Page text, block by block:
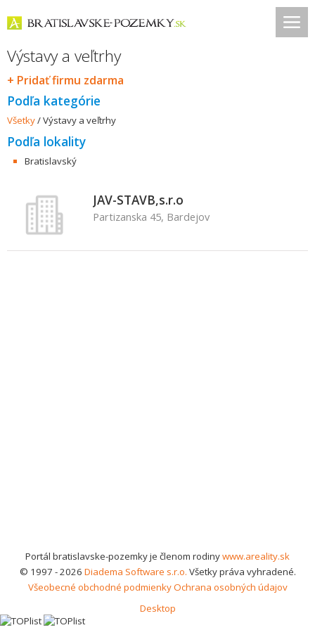
Výstavy a veľtrhy
+ Pridať firmu zdarma
Podľa kategórie
Všetky/Výstavy a veľtrhy
Podľa lokality
Bratislavský
JAV-STAVB,s.r.o
Partizanska 45, Bardejov
Portál bratislavske-pozemky je členom rodinywww.areality.sk
© 1997 - 2026 Diadema Software s.r.o. Všetky práva vyhradené.
Všeobecné obchodné podmienkyOchrana osobných údajov
Desktop